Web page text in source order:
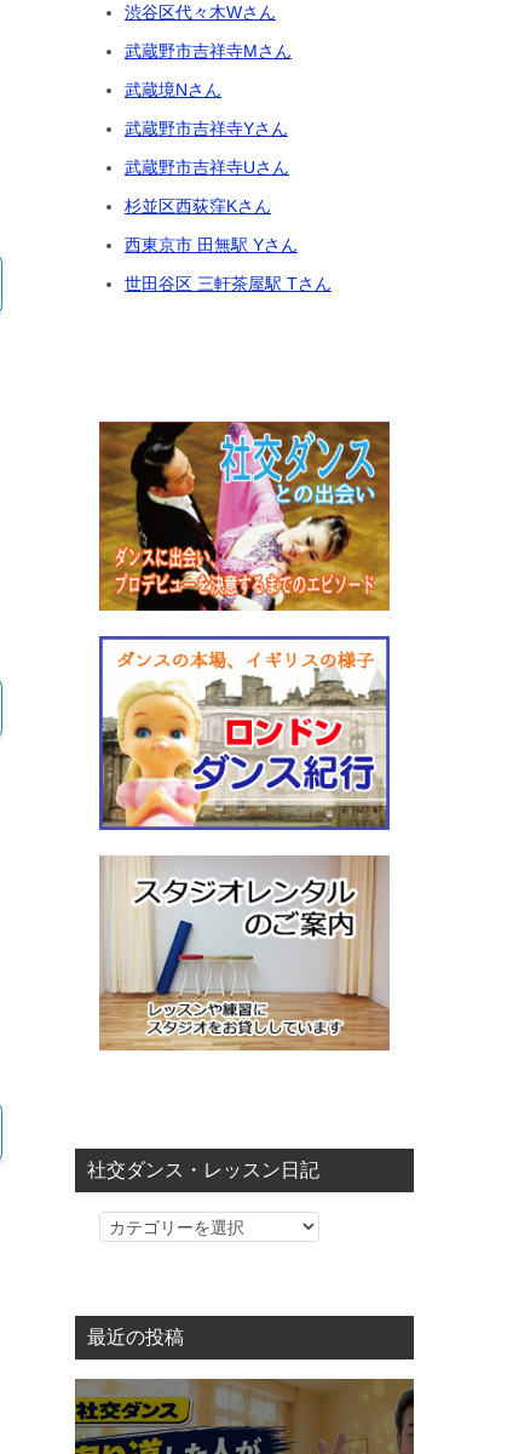
渋谷区代々木Wさん
武蔵野市吉祥寺Mさん
武蔵境Nさん
武蔵野市吉祥寺Yさん
武蔵野市吉祥寺Uさん
杉並区西荻窪Kさん
西東京市 田無駅 Yさん
世田谷区 三軒茶屋駅 Tさん
社交ダンス・レッスン日記
社
ン
ス・
レ
ッ
ス
最近の投稿